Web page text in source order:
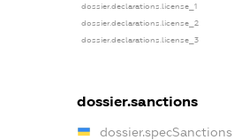
dossier.declarations.license_1
dossier.declarations.license_2
dossier.declarations.license_3
dossier.sanctions
dossier.specSanctions